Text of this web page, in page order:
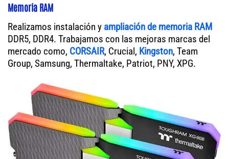
Memoria RAM
Realizamos instalación y ampliación de memoria RAM
DDR5, DDR4. Trabajamos con las mejoras marcas del
mercado como, CORSAIR, Crucial, Kingston, Team
Group, Samsung, Thermaltake, Patriot, PNY, XPG.